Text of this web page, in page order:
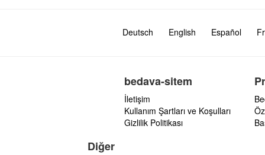
Deutsch English Español
bedava-sitem
İletişim
Kullanım Şartları ve Koşulları
Gizlilik Politikası
Diğer